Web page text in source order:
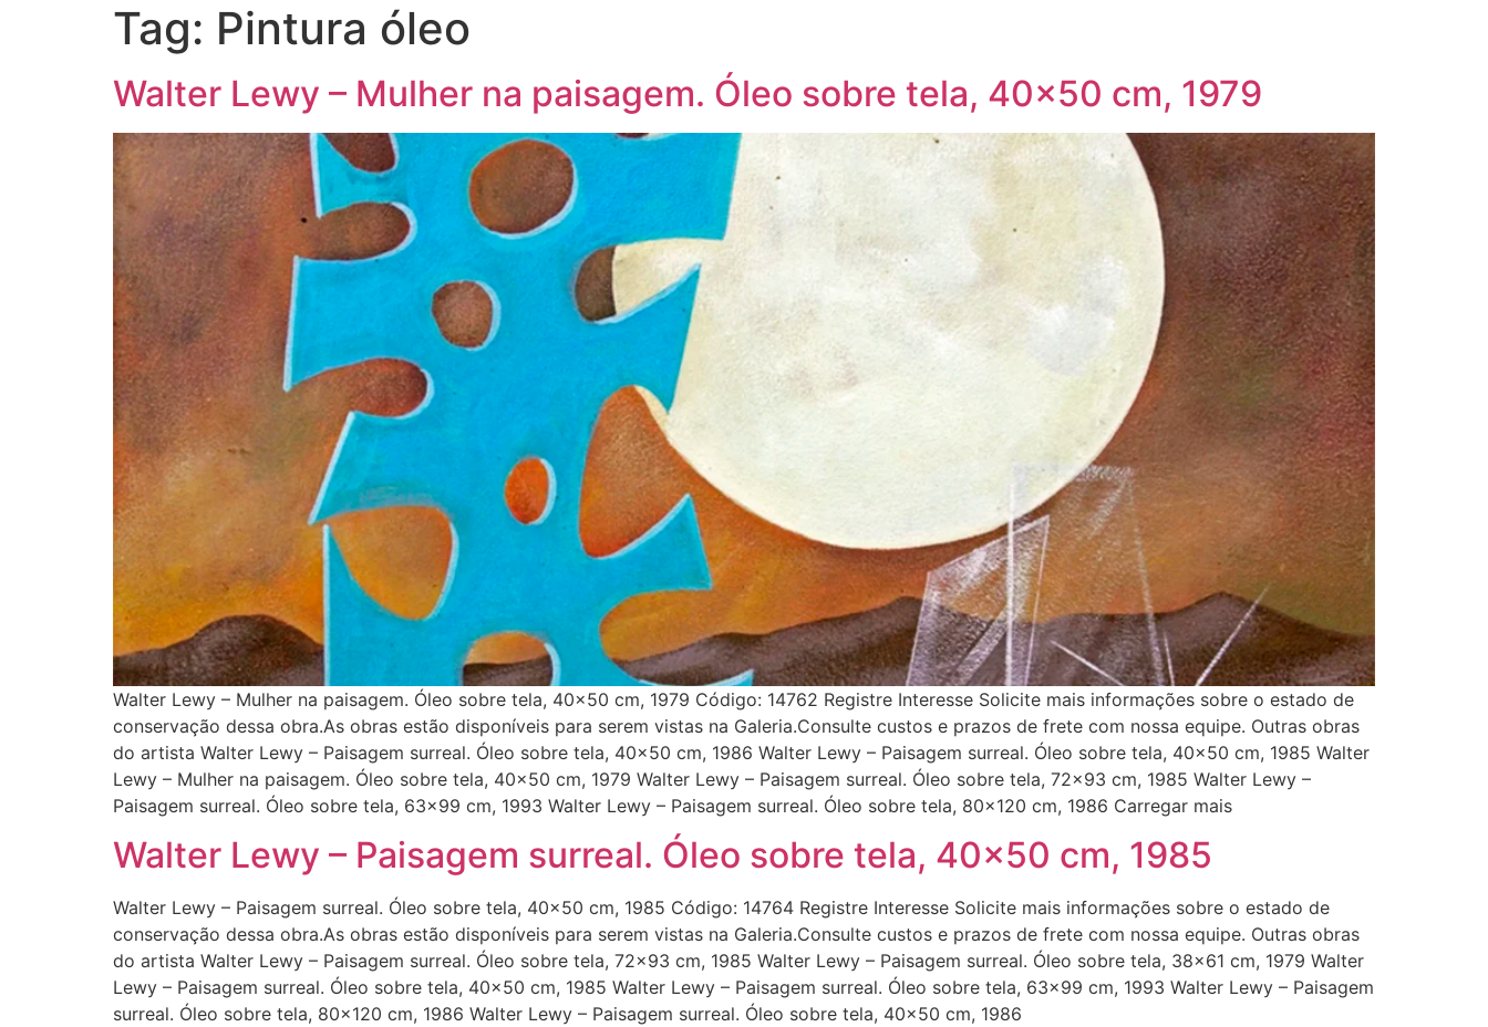
Tag: Pintura óleo
Walter Lewy – Mulher na paisagem. Óleo sobre tela, 40×50 cm, 1979
Walter Lewy – Mulher na paisagem. Óleo sobre tela, 40×50 cm, 1979 Código: 14762 Registre Interesse Solicite mais informações sobre o estado de
conservação dessa obra.As obras estão disponíveis para serem vistas na Galeria.Consulte custos e prazos de frete com nossa equipe. Outras obras
do artista Walter Lewy – Paisagem surreal. Óleo sobre tela, 40×50 cm, 1986 Walter Lewy – Paisagem surreal. Óleo sobre tela, 40×50 cm, 1985 Walter
Lewy – Mulher na paisagem. Óleo sobre tela, 40×50 cm, 1979 Walter Lewy – Paisagem surreal. Óleo sobre tela, 72×93 cm, 1985 Walter Lewy –
Paisagem surreal. Óleo sobre tela, 63×99 cm, 1993 Walter Lewy – Paisagem surreal. Óleo sobre tela, 80×120 cm, 1986 Carregar mais
Walter Lewy – Paisagem surreal. Óleo sobre tela, 40×50 cm, 1985
Walter Lewy – Paisagem surreal. Óleo sobre tela, 40×50 cm, 1985 Código: 14764 Registre Interesse Solicite mais informações sobre o estado de
conservação dessa obra.As obras estão disponíveis para serem vistas na Galeria.Consulte custos e prazos de frete com nossa equipe. Outras obras
do artista Walter Lewy – Paisagem surreal. Óleo sobre tela, 72×93 cm, 1985 Walter Lewy – Paisagem surreal. Óleo sobre tela, 38×61 cm, 1979 Walter
Lewy – Paisagem surreal. Óleo sobre tela, 40×50 cm, 1985 Walter Lewy – Paisagem surreal. Óleo sobre tela, 63×99 cm, 1993 Walter Lewy – Paisagem
surreal. Óleo sobre tela, 80×120 cm, 1986 Walter Lewy – Paisagem surreal. Óleo sobre tela, 40×50 cm, 1986